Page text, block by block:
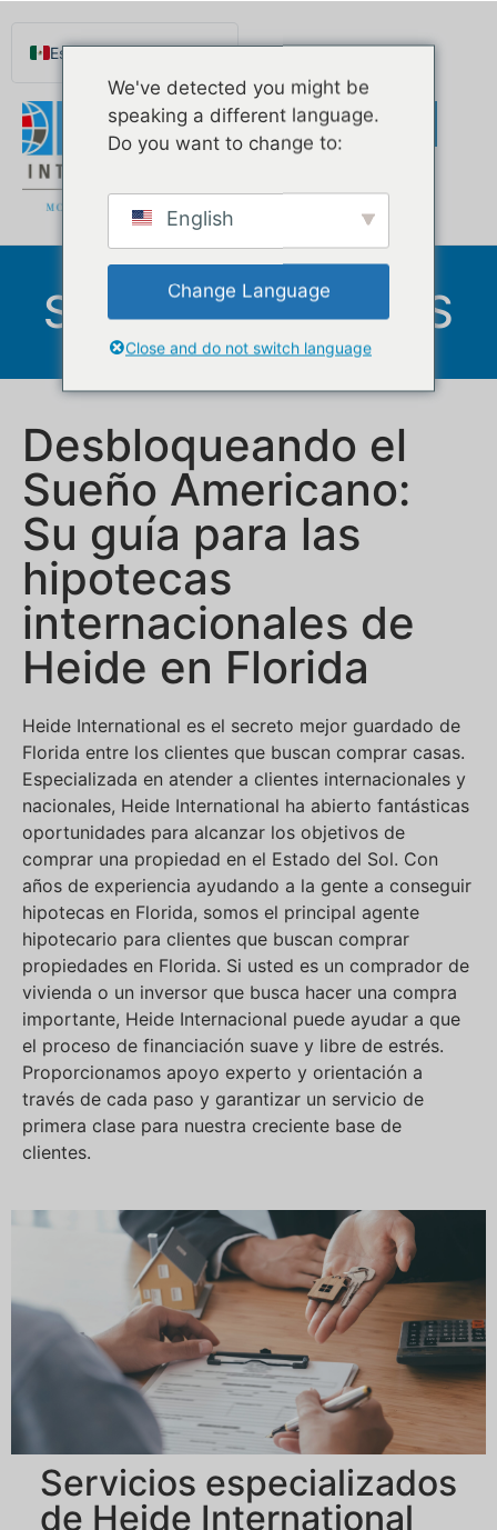
Español de México
Português do Brasil
Русский
Deutsch
Norsk nynorsk
Svenska
Nederlands (België)
SOBRE NOSOTROS
Desbloqueando el
Sueño Americano:
Su guía para las
hipotecas
internacionales de
Heide en Florida
Heide International es el secreto mejor guardado de
Florida entre los clientes que buscan comprar casas.
Especializada en atender a clientes internacionales y
nacionales, Heide International ha abierto fantásticas
oportunidades para alcanzar los objetivos de
comprar una propiedad en el Estado del Sol. Con
años de experiencia ayudando a la gente a conseguir
hipotecas en Florida, somos el principal agente
hipotecario para clientes que buscan comprar
propiedades en Florida. Si usted es un comprador de
vivienda o un inversor que busca hacer una compra
importante, Heide Internacional puede ayudar a que
el proceso de financiación suave y libre de estrés.
Proporcionamos apoyo experto y orientación a
través de cada paso y garantizar un servicio de
primera clase para nuestra creciente base de
clientes.
Servicios especializados
de Heide International
We've detected you might be
speaking a different language.
Do you want to change to:
English
Change Language
Close and do not switch language